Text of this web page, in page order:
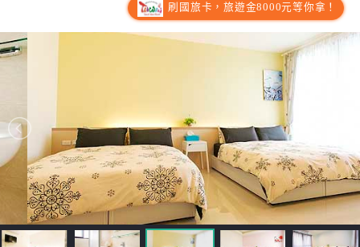
房
直
接
跟
刷國旅卡，旅遊金8000元等你拿！